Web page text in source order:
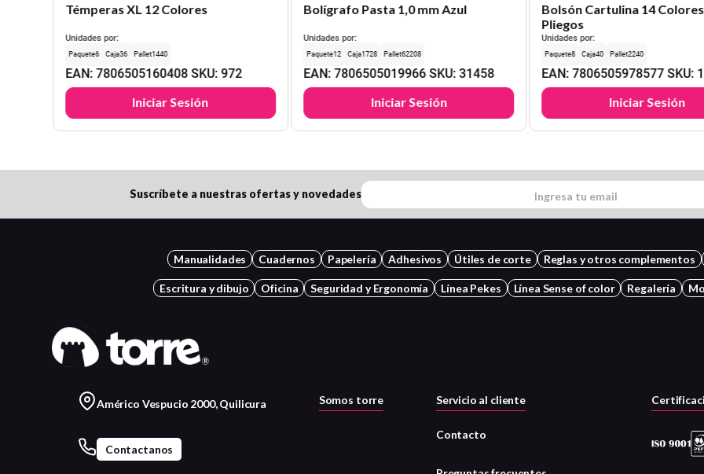
Témperas XL 12 Colores
Unidades por:
6 36 1440
EAN:7806505160408 SKU:972
Iniciar Sesión
Bolígrafo Pasta 1,0 mm Azul
Unidades por:
12 1728 62208
EAN:7806505019966 SKU:31458
Iniciar Sesión
Bolsón Cartulina 14
Pliegos
Unidades por:
8 40 2240
EAN:7806505978577 SKU:
Iniciar Sesión
Suscríbete a nuestras ofertas y novedades
Manualidades Cuadernos Papelería Adhesivos Útiles de corte Reglas y otros complementos
Escritura y dibujo Oficina Seguridad y Ergonomía Línea Pekes Línea Sense of color Regalería
Américo Vespucio 2000, Quilicura
Contactanos
Somos torre Servicio al cliente
Contacto